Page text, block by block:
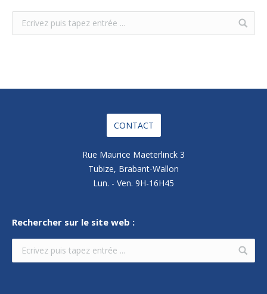
CONTACT
Rue Maurice Maeterlinck 3
Tubize, Brabant-Wallon
Lun. - Ven. 9H-16H45
Rechercher sur le site web :